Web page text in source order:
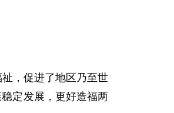
，促进了地区乃至世
定发展，更好造福两